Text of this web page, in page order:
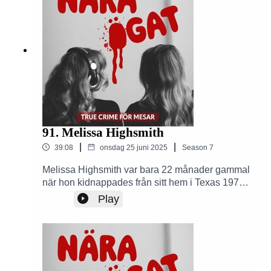
hittar Nära Ögat - en true crime podd för mesar
på de vanligaste plattormarna för poddar ex
Spotify, Podplay, Apple Podcaster etc.Skapad av
Alexandra Kentsdottir och Amelia Ingman.
91. Melissa Highsmith
39:08 onsdag 25 juni 2025 Season 7
Melissa Highsmith var bara 22 månader gammal
när hon kidnappades från sitt hem i Texas 1971.
Hennes försvinnande blev ett av USA:s mest
långdragna kidnappningsfall – tills något oväntat
Nära Ögat får du höra den otroliga historien om
förlust, hopp och den mirakulösa återföreningen
som ingen trodde var möjlig.Se bilder från
Play